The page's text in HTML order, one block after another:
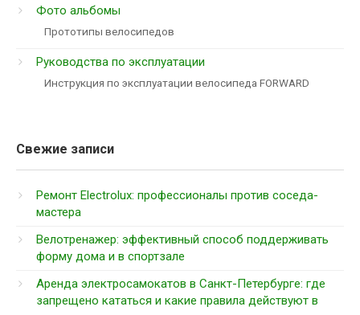
Фото альбомы
Прототипы велосипедов
Руководства по эксплуатации
Инструкция по эксплуатации велосипеда FORWARD
Свежие записи
Ремонт Electrolux: профессионалы против соседа-
мастера
Велотренажер: эффективный способ поддерживать
форму дома и в спортзале
Аренда электросамокатов в Санкт-Петербурге: где
запрещено кататься и какие правила действуют в